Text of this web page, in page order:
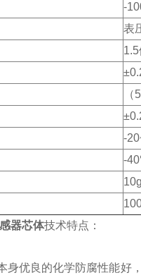
-
表
-
-
器芯体技术特点：
身优良的化学防腐性能好